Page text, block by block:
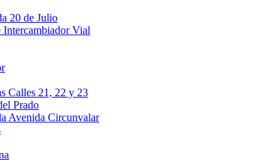
20 de Julio
Intercambiador Vial
Calles 21, 22 y 23
Prado
Avenida Circunvalar